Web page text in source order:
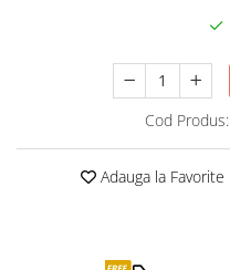
Cod Produs:
Adauga la Favorite